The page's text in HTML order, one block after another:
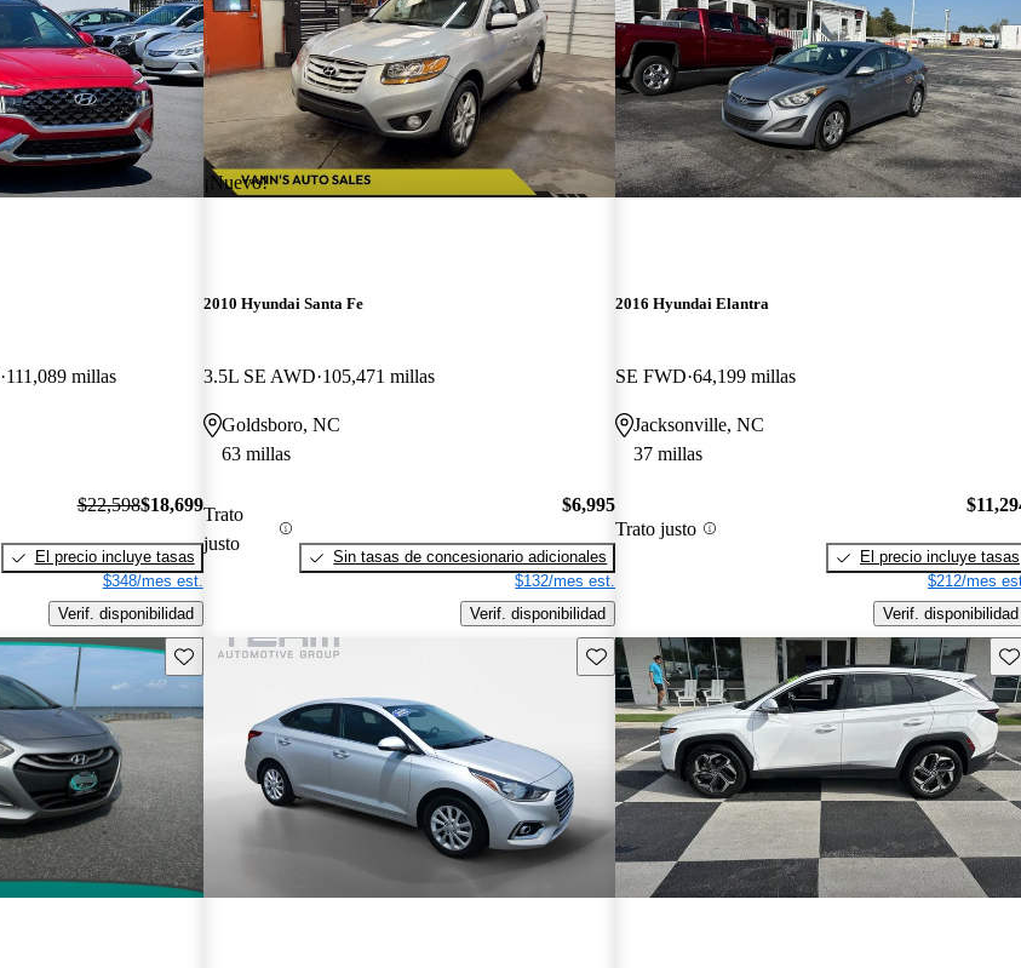
111,089 millas
$22,598$18,699
El precio incluye tasas
$348/mes est.
Verif. disponibilidad
¡Nuevo!
2010 Hyundai Santa Fe
3.5L SE AWD 105,471 millas
Goldsboro, NC
63 millas
Trato
justo
$6,995
Sin tasas de concesionario adicionales
$132/mes est.
Verif. disponibilidad
2016 Hyundai Elantra
SE FWD 64,199 millas
Jacksonville, NC
37 millas
Trato justo
El precio incluye tasas
$212/mes
Verif. disponibilidad
Guarda este Aviso Guarda este Aviso